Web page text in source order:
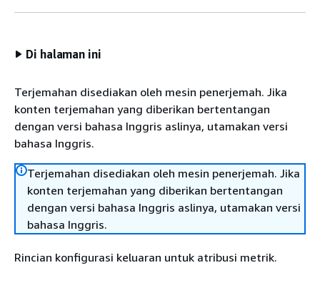
Di halaman ini
Terjemahan disediakan oleh mesin penerjemah. Jika
konten terjemahan yang diberikan bertentangan
dengan versi bahasa Inggris aslinya, utamakan versi
bahasa Inggris.
Terjemahan disediakan oleh mesin penerjemah. Jika
konten terjemahan yang diberikan bertentangan
dengan versi bahasa Inggris aslinya, utamakan versi
bahasa Inggris.
Rincian konfigurasi keluaran untuk atribusi metrik.